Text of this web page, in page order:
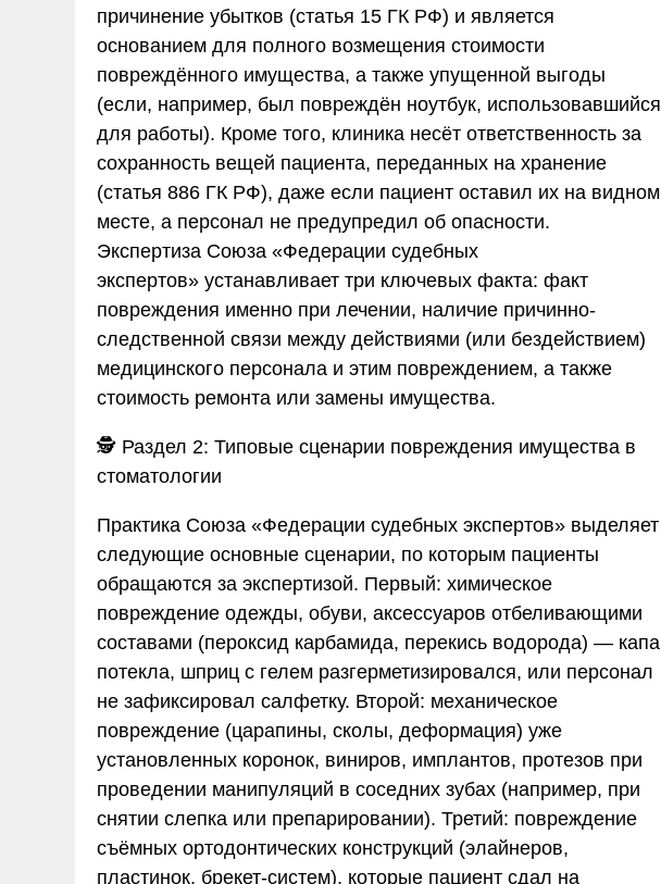
причинение убытков (статья 15 ГК РФ) и является
основанием для полного возмещения стоимости
повреждённого имущества, а также упущенной выгоды
(если, например, был повреждён ноутбук, использовавшийся
для работы). Кроме того, клиника несёт ответственность за
сохранность вещей пациента, переданных на хранение
(статья 886 ГК РФ), даже если пациент оставил их на видном
месте, а персонал не предупредил об опасности.
Экспертиза Союза «Федерации судебных
экспертов» устанавливает три ключевых факта: факт
повреждения именно при лечении, наличие причинно-
следственной связи между действиями (или бездействием)
медицинского персонала и этим повреждением, а также
стоимость ремонта или замены имущества.
🕵️ Раздел 2: Типовые сценарии повреждения имущества в
стоматологии
Практика Союза «Федерации судебных экспертов» выделяет
следующие основные сценарии, по которым пациенты
обращаются за экспертизой. Первый: химическое
повреждение одежды, обуви, аксессуаров отбеливающими
составами (пероксид карбамида, перекись водорода) — капа
потекла, шприц с гелем разгерметизировался, или персонал
не зафиксировал салфетку. Второй: механическое
повреждение (царапины, сколы, деформация) уже
установленных коронок, виниров, имплантов, протезов при
проведении манипуляций в соседних зубах (например, при
снятии слепка или препарировании). Третий: повреждение
съёмных ортодонтических конструкций (элайнеров,
пластинок, брекет-систем), которые пациент сдал на